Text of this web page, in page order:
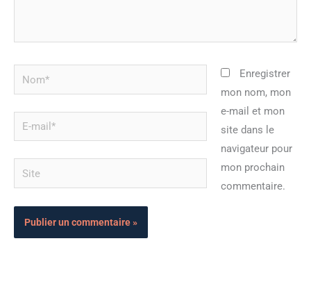
Nom*
mail*
Site
Enregistrer
mon nom, mon
e-mail et mon
site dans le
navigateur pour
mon prochain
commentaire.